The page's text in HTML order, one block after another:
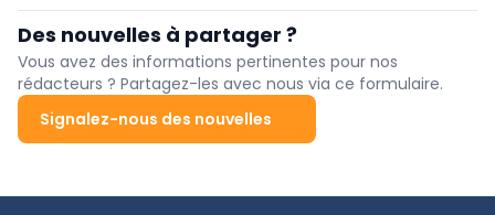
hiver en pneus été maintenant que la température repart à la
hausse.
Des nouvelles à partager ?
Vous avez des informations pertinentes pour nos
rédacteurs ? Partagez-les avec nous via ce formulaire.
Signalez-nous des nouvelles